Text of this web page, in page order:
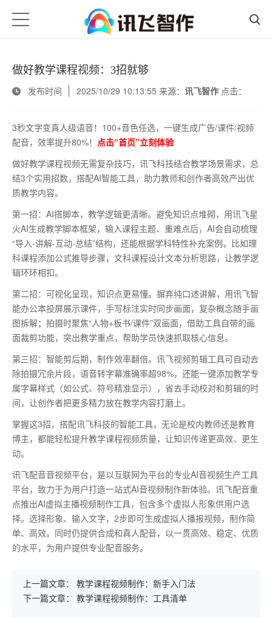
做好教学课程视频：3招就够
发布时间
2025/10/29 10:13:55 来源： 讯飞智作 点击：
3秒文字变真人级语音！100+音色任选，一键生成广告/课件/视频
配音，效率提升80%！ 点击“首页”立刻体验
做好教学课程视频无需复杂技巧，讯飞科技结合教学场景需求，总
结3个实用招数，搭配AI智能工具，助力教师和创作者高效产出优
质教学内容。
第一招： AI搭脚本，教学逻辑更清晰。避免知识点堆砌，用讯飞星
火AI生成教学脚本框架，输入课程主题、重难点后，AI会自动梳理
“导入-讲解-互动-总结”结构，还能根据学科特性补充案例，比如理
科课程添加公式推导步骤，文科课程设计文本分析思路，让教学逻
辑环环相扣。
第二招：可视化呈现，知识点更易懂。摒弃纯口述讲解，用讯飞智
能办公本投屏展示课件，手写标注实时同步画面，复杂概念随手画
图拆解；拍摄时聚焦“人物+板书/课件”双画面，借助工具自带的画
面裁剪功能，突出教学重点，帮助学员快速抓取核心信息。
第三招：智能剪后期，制作效率翻倍。讯飞视频剪辑工具可自动去
除拍摄冗余片段，语音转字幕准确率超98%，还能一键添加教学专
属字幕样式（如公式、符号精准显示），省去手动校对和剪辑的时
间，让创作者把更多精力放在教学内容打磨上。
掌握这3招，搭配讯飞科技的智能工具，无论是校内教师还是教育
博主，都能轻松提升教学课程视频质量，让知识传递更高效、更生
动。
讯飞配音音视频平台，是以互联网为平台的专业AI音视频生产工具
平台，致力于为用户打造一站式AI音视频制作新体验。讯飞配音重
点推出AI虚拟主播视频制作工具，包含多个虚拟人形象供用户选
择。选择形象、输入文字，2步即可生成虚拟人播报视频，制作简
单、高效。同时仍提供合成和真人配音，以一贯高效、稳定、优质
的水平，为用户提供专业配音服务。
上一篇文章： 教学课程视频制作：新手入门法
下一篇文章： 教学课程视频制作：工具清单